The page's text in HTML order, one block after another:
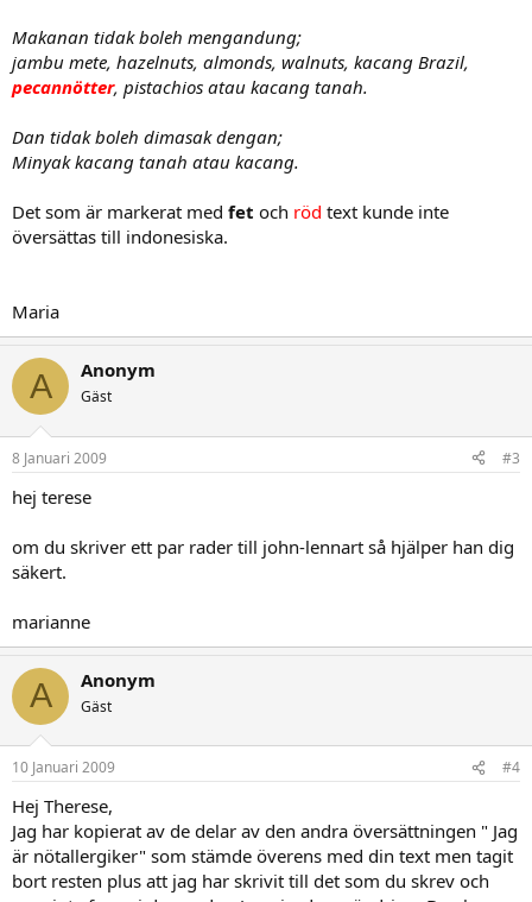
Makanan tidak boleh mengandung;
jambu mete, hazelnuts, almonds, walnuts, kacang Brazil,
pecannötter, pistachios atau kacang tanah.
Dan tidak boleh dimasak dengan;
Minyak kacang tanah atau kacang.
Det som är markerat med fet och röd text kunde inte
översättas till indonesiska.
Maria
A Anonym
Gäst
8 Januari 2009 #3
hej terese
om du skriver ett par rader till john-lennart så hjälper han dig
säkert.
marianne
A Anonym
Gäst
10 Januari 2009 #4
Hej Therese,
Jag har kopierat av de delar av den andra översättningen " Jag
är nötallergiker" som stämde överens med din text men tagit
bort resten plus att jag har skrivit till det som du skrev och